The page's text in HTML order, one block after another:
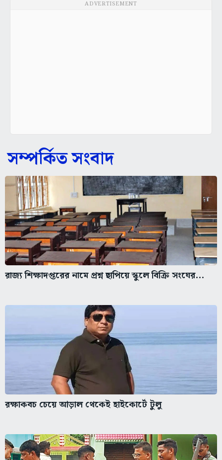
ADVERTISEMENT
সম্পর্কিত সংবাদ
রাজ্য শিক্ষাদপ্তরের নামে প্রশ্ন ছাপিয়ে স্কুলে বিক্রি সংঘের...
রক্ষাকবচ চেয়ে আড়াল থেকেই হাইকোর্টে টুলু